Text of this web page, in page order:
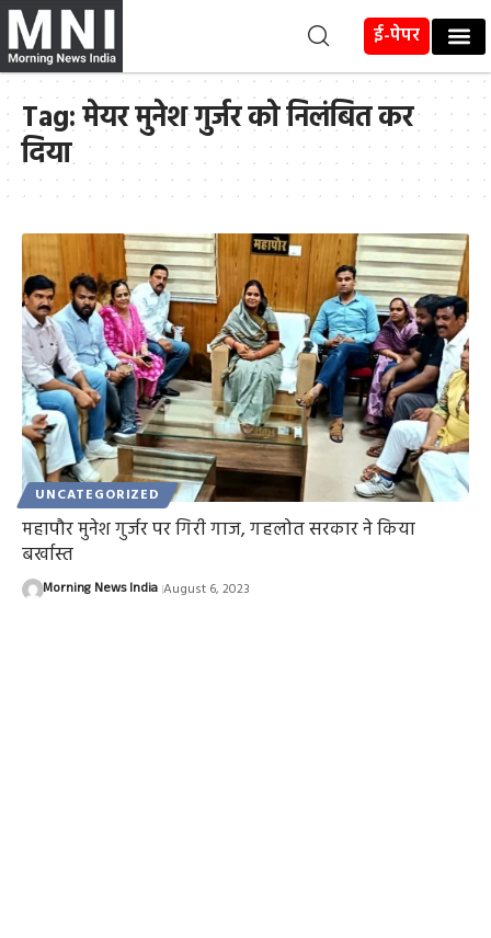
ई-पेपर
Tag:मेयर मुनेश गुर्जर को निलंबित कर
दिया
UNCATEGORIZED
महापौर मुनेश गुर्जर पर गिरी गाज, गहलोत सरकार ने किया
बर्खास्त
Morning News India August 6, 2023